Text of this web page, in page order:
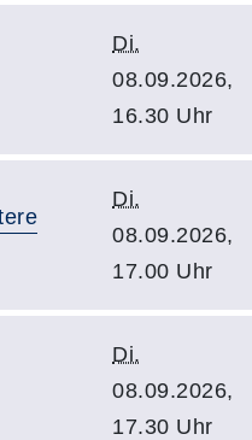
Di.
08.09.2026,
16.30 Uhr
Di.
08.09.2026,
17.00 Uhr
Di.
08.09.2026,
17.30 Uhr